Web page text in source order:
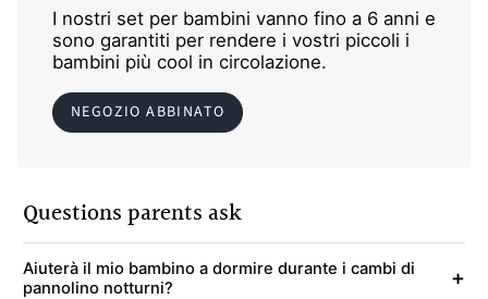
I nostri set per bambini vanno fino a 6 anni e
sono garantiti per rendere i vostri piccoli i
bambini più cool in circolazione.
NEGOZIO ABBINATO
Questions parents ask
Aiuterà il mio bambino a dormire durante i cambi di
pannolino notturni?
+